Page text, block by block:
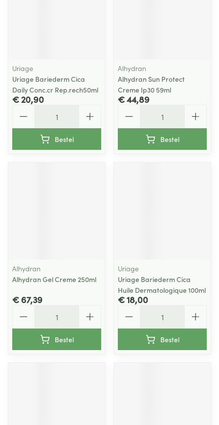
Uriage
Uriage Bariederm Cica
Daily Conc.cr Rep.rech50ml
€ 20,90
Bestel
Alhydran
Alhydran Sun Protect
Creme Ip30 59ml
€ 44,89
Bestel
Alhydran
Alhydran Gel Creme 250ml
€ 67,39
Bestel
Uriage
Uriage Bariederm Cica
Huile Dermatologique 100ml
€ 18,00
Bestel